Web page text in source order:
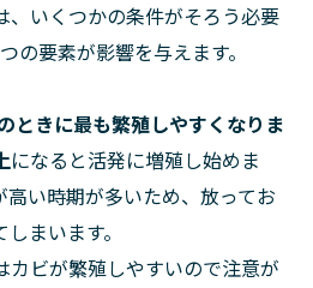
、いくつかの条件がそろう必要
の要素が影響を与えます。
ときに最も繁殖しやすくなりま
になると活発に増殖し始めま
高い時期が多いため、放ってお
まいます。
カビが繁殖しやすいので注意が